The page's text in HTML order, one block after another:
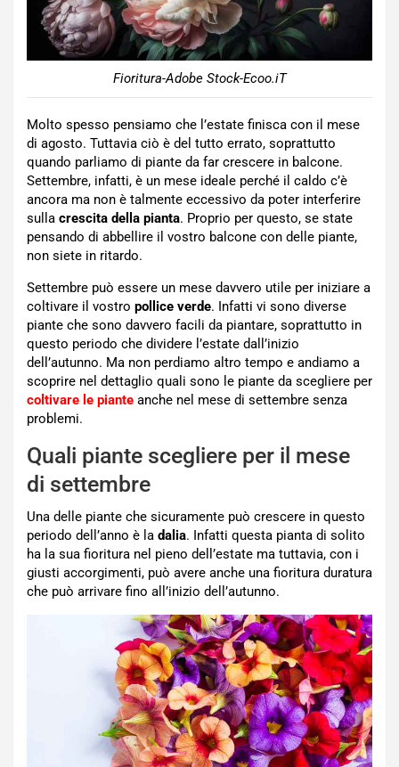
Fioritura-Adobe Stock-Ecoo.iT
Molto spesso pensiamo che l’estate finisca con il mese
di agosto. Tuttavia ciò è del tutto errato, soprattutto
quando parliamo di piante da far crescere in balcone.
Settembre, infatti, è un mese ideale perché il caldo c’è
ancora ma non è talmente eccessivo da poter interferire
sulla crescita della pianta. Proprio per questo, se state
pensando di abbellire il vostro balcone con delle piante,
non siete in ritardo.
Settembre può essere un mese davvero utile per iniziare a
coltivare il vostro pollice verde. Infatti vi sono diverse
piante che sono davvero facili da piantare, soprattutto in
questo periodo che dividere l’estate dall’inizio
dell’autunno. Ma non perdiamo altro tempo e andiamo a
scoprire nel dettaglio quali sono le piante da scegliere per
coltivare le piante anche nel mese di settembre senza
problemi.
Quali piante scegliere per il mese
di settembre
Una delle piante che sicuramente può crescere in questo
periodo dell’anno è la dalia. Infatti questa pianta di solito
ha la sua fioritura nel pieno dell’estate ma tuttavia, con i
giusti accorgimenti, può avere anche una fioritura duratura
che può arrivare fino all’inizio dell’autunno.